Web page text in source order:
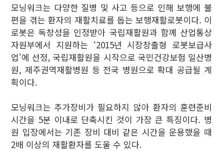
모닝워크는 다양한 질병 및 사고 등으로 인해 보행에 불
편을 겪는 환자의 재활치료를 돕는 보행재활로봇이다. 이
로봇은 독창성을 인정받아 국립재활원과 함께 산업통상
자원부에서 지원하는 ‘2015년 시장창출형 로봇보급사
업’에 선정, 국립재활원을 시작으로 국민건강보험 일산병
원, 제주권역재활병원 등 전국 병원으로 확대 공급될 계
획이다.
모닝워크는 추가장비가 필요하지 않아 환자의 훈련준비
시간을 5분 이내로 단축시킨 것이 가장 큰 특징이다. 병
원 입장에서는 기존 장비 대비 같은 시간을 운용했을 때
2배 이상의 재활환자를 도울 수 있다.